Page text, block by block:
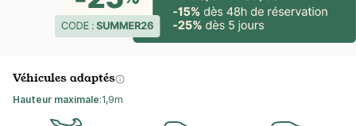
Véhicules adaptés
Hauteur maximale:1,9m